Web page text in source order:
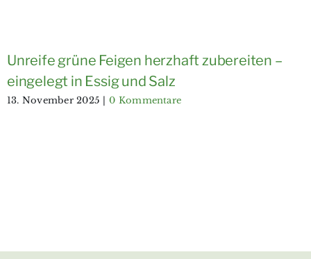
Unreife grüne Feigen herzhaft zubereiten –
eingelegt in Essig und Salz
13. November 2025 | 0 Kommentare